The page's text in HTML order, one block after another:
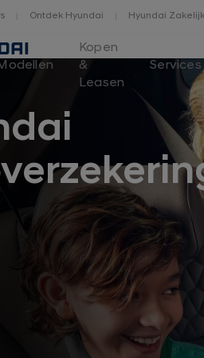
Ontdek Hyundai Hyundai Zakelijk
Home
Kopen
&
Leasen
Services